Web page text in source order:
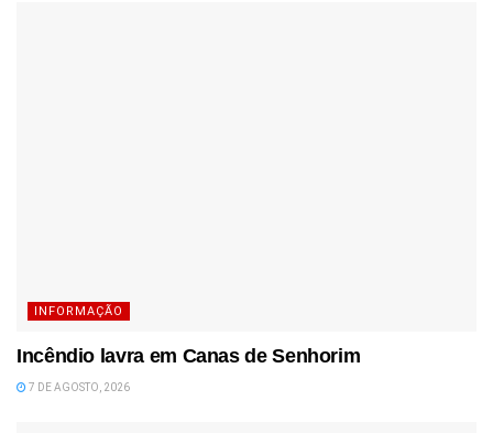
INFORMAÇÃO
Incêndio lavra em Canas de Senhorim
7 DE AGOSTO, 2026